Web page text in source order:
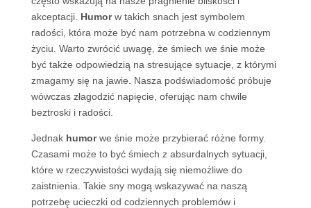
akceptacji. Humorw takich snach jest symbolem
radości, która może być nam potrzebna w codziennym
życiu. Warto zwrócić uwagę, że śmiech we śnie może
być także odpowiedzią na stresujące sytuacje, z którymi
zmagamy się na jawie. Nasza podświadomość próbuje
wówczas złagodzić napięcie, oferując nam chwile
beztroski i radości.
Jednak humorwe śnie może przybierać różne formy.
Czasami może to być śmiech z absurdalnych sytuacji,
które w rzeczywistości wydają się niemożliwe do
zaistnienia. Takie sny mogą wskazywać na naszą
potrzebę ucieczki od codziennych problemów i